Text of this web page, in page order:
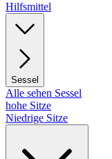
Hilfsmittel
Sessel
Alle sehen Sessel
hohe Sitze
Niedrige Sitze